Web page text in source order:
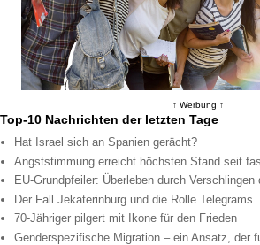
↑ Werbung ↑
Top-10 Nachrichten der letzten Tage
Hat Israel sich an Spanien gerächt?
Angststimmung erreicht höchsten Stand seit
EU-Grundpfeiler: Überleben durch Verschlingen
Der Fall Jekaterinburg und die Rolle Telegrams
70-Jähriger pilgert mit Ikone für den Frieden
Genderspezifische Migration – ein Ansatz, der